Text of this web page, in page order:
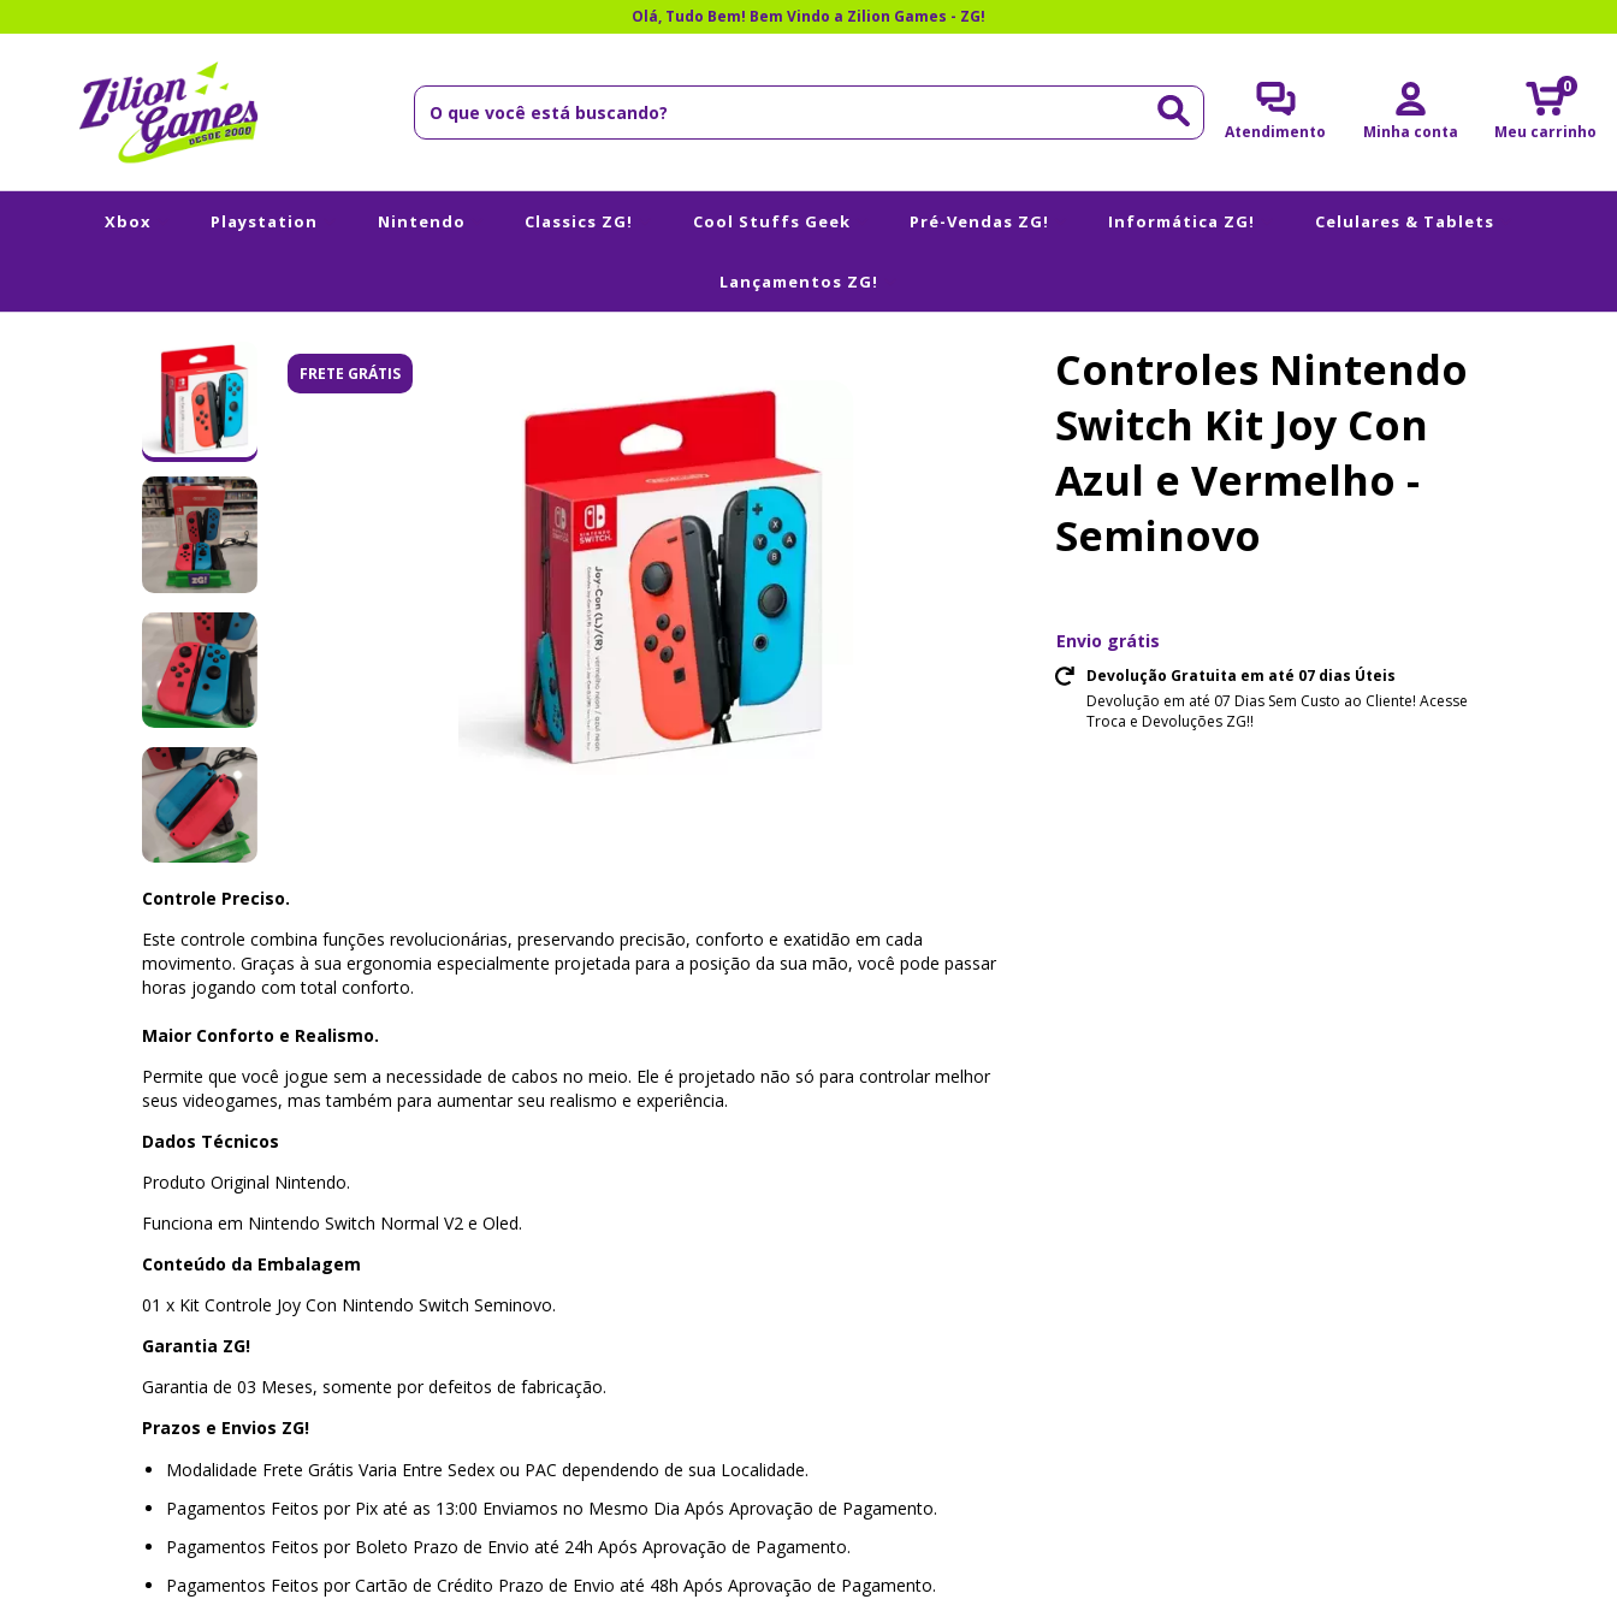
Olá, Tudo Bem! Bem Vindo a Zilion Games - ZG!
Atendimento Minha conta Meu carrinho
0
Xbox Playstation Nintendo Classics ZG! Cool Stuffs Geek Pré-Vendas ZG! Informática ZG! Celulares & Tablets
Lançamentos ZG!
FRETE GRÁTIS
Controle Preciso.
Este controle combina funções revolucionárias, preservando precisão, conforto e exatidão em cada
movimento. Graças à sua ergonomia especialmente projetada para a posição da sua mão, você pode passar
horas jogando com total conforto.
Maior Conforto e Realismo.
Permite que você jogue sem a necessidade de cabos no meio. Ele é projetado não só para controlar melhor
seus videogames, mas também para aumentar seu realismo e experiência.
Dados Técnicos
Produto Original Nintendo.
Funciona em Nintendo Switch Normal V2 e Oled.
Conteúdo da Embalagem
01 x Kit Controle Joy Con Nintendo Switch Seminovo.
Garantia ZG!
Garantia de 03 Meses, somente por defeitos de fabricação.
Prazos e Envios ZG!
Modalidade Frete Grátis Varia Entre Sedex ou PAC dependendo de sua Localidade.
Pagamentos Feitos por Pix até as 13:00 Enviamos no Mesmo Dia Após Aprovação de Pagamento.
Pagamentos Feitos por Boleto Prazo de Envio até 24h Após Aprovação de Pagamento.
Pagamentos Feitos por Cartão de Crédito Prazo de Envio até 48h Após Aprovação de Pagamento.
Controles Nintendo
Switch Kit Joy Con
Azul e Vermelho -
Seminovo
Envio grátis
Devolução Gratuita em até 07 dias Úteis
Devolução em até 07 Dias Sem Custo ao Cliente! Acesse
Troca e Devoluções ZG!!